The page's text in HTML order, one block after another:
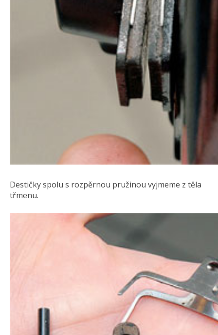
Destičky spolu s rozpěrnou pružinou vyjmeme z těla
třmenu.